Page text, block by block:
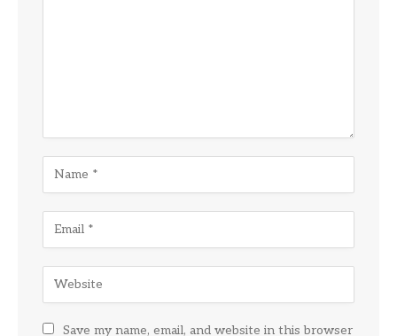
Save my name, email, and website in this browser